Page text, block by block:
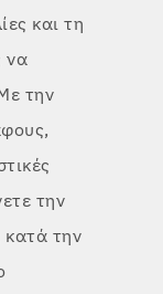
και τη
να
την
την
κατά την